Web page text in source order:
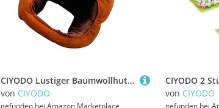
CIYODO Lustiger Baumwollhut Als Hundekot Kostüm Kopfbedeckung Für Halloween Party Karnevalshut Mit Kreativem Design Als Dekoration
von CIYODO
gefunden bei Amazon Marketplace
von CIYODO
gefunden bei